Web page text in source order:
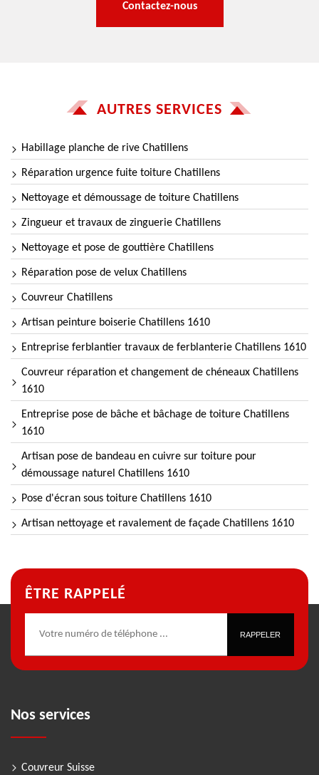
Contactez-nous
AUTRES SERVICES
Habillage planche de rive Chatillens
Réparation urgence fuite toiture Chatillens
Nettoyage et démoussage de toiture Chatillens
Zingueur et travaux de zinguerie Chatillens
Nettoyage et pose de gouttière Chatillens
Réparation pose de velux Chatillens
Couvreur Chatillens
Artisan peinture boiserie Chatillens 1610
Entreprise ferblantier travaux de ferblanterie Chatillens 1610
Couvreur réparation et changement de chéneaux Chatillens
1610
Entreprise pose de bâche et bâchage de toiture Chatillens
1610
Artisan pose de bandeau en cuivre sur toiture pour
démoussage naturel Chatillens 1610
Pose d'écran sous toiture Chatillens 1610
Artisan nettoyage et ravalement de façade Chatillens 1610
ÊTRE RAPPELÉ
Nos services
Couvreur Suisse